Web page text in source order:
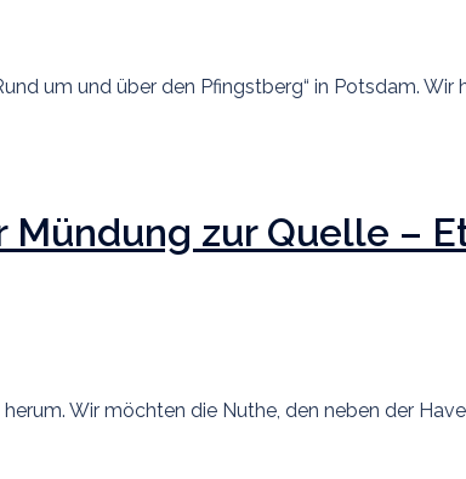
um und über den Pfingstberg“ in Potsdam. Wir
zur Quelle –
Wir möchten die Nuthe, den neben der